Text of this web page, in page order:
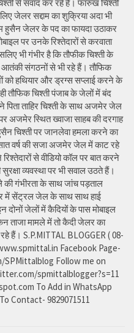
से संवाद कर रहे हैं। फारुख चिश्ती
जेलर सद्दाम का शुक्रिया अदा भी
हुसैन जेलर के पद का फायदा उठाकर
पर उनके रिश्तेदारों से करवाता
भी गंभीर है कि तौफीक चिश्ती के
संगठनों से भी रहे हैं। तौफिक
को हथियार और ड्रग्स सप्लाई करने के
तौफिक चिश्ती पंजाब के जेलों में बंद
पिता ताहिर चिश्ती के साथ अजमेर जेल
अजमेर स्थित ख्वाजा साहब की दरगाह
चिश्ती पर जानलेवा हमला करने का
वर्ष की सजा अजमेर जेल में काट रहे
से वीडियो कॉल पर बात करने
व्यवस्था पर भी सवाल उठते हैं।
की गंभीरता के साथ जांच पड़ताल
में सेंट्रल जेल के साथ साथ हाई
दोनों जेलों में कैदियों के पास मोबाइल
ताजा मामले में तो कैदी जेलर का
हैं। S.P.MITTAL BLOGGER ( 08-
Facebook Page-
Follow me on
spmittalblogger?s=11
To Add in WhatsApp
Contact- 9829071511